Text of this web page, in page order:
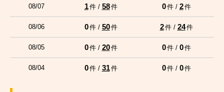
08/07 1件 / 58件 0件 / 2件
08/06 0件 / 50件 2件 / 24件
08/05 0件 / 20件 0件 / 0件
08/04 0件 / 31件 0件 / 0件